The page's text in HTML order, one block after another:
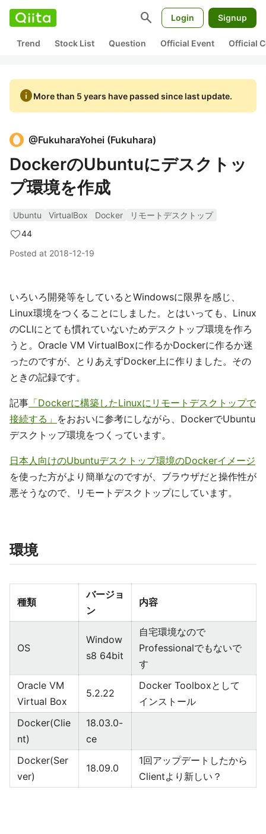
search Login Signup
Trend Stock List Question Official Event Official
infoMore than 5 years have passed since last update.
@FukuharaYohei (Fukuhara)
DockerのUbuntuにデスクトッ
プ環境を作成
Ubuntu VirtualBox Docker
リモートデスクトップ
44
Posted at 2018-12-19
いろいろ開発等をしているとWindowsに限界を感じ、
Linux環境をつくることにしました。とはいっても、Linux
のCLIにとても慣れていないためデスクトップ環境を作ろ
うと。Oracle VM VirtualBoxに作るかDockerに作るか迷
ったのですが、とりあえずDocker上に作りました。その
ときの記録です。
記事 「Dockerに構築したLinuxにリモートデスクトップで
接続する」 をおおいに参考にしながら、DockerでUbuntu
デスクトップ環境をつくっています。
日本人向けのUbuntuデスクトップ環境のDockerイメージ
を使った方がより簡単なのですが、ブラウザだと操作性が
悪そうなので、リモートデスクトップにしています。
環境
種類
バージョ
ン
内容
OS
Window
s8 64bit
自宅環境なので
Professionalでもないで
す
Oracle VM
Virtual Box
5.2.22
Docker Toolboxとして
インストール
Docker(Clie
nt)
18.03.0-
ce
Docker(Ser
ver)
18.09.0
1回アップデートしたから
Clientより新しい？